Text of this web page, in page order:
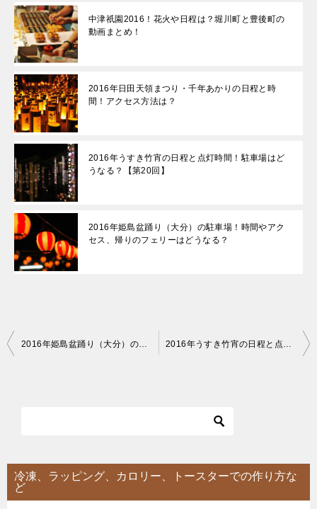
中津祇園2016！花火や日程は？堀川町と豊後町の
動画まとめ！
2016年日田天領まつり・千年あかりの日程と時
間！アクセス方法は？
2016年うすき竹宵の日程と点灯時間！駐車場はど
うなる？【第20回】
2016年姫島盆踊り（大分）の駐車場！時間やアク
セス、帰りのフェリーはどうなる？
投
シ
ョ
2016年姫島盆踊り（大分）の駐車場！時間やアクセス、帰りのフェリーはどうなる？ 2016年うすき竹宵の日程と点灯時間！駐車場はどうなる？【第20回】
冷凍、ラッピング、カロリー、トースターでの作り方な
ど